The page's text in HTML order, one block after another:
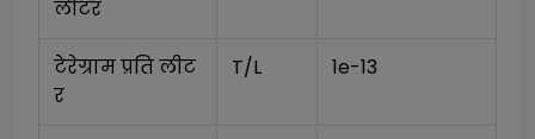
लीटर
टेरेग्राम प्रति लीट
र
T/L 1e-13